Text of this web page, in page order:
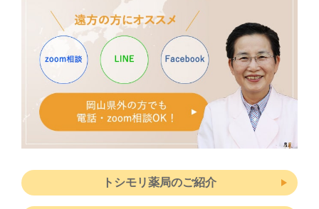
トシモリ薬局のご紹介